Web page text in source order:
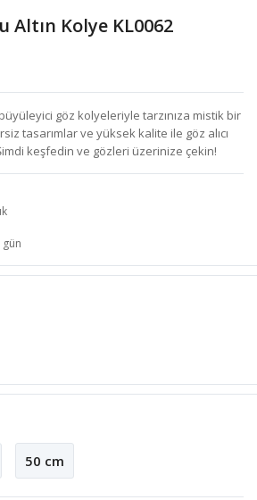
Altın Kolye KL0062
göz kolyeleriyle tarzınıza mistik bir
tasarımlar ve yüksek kalite ile göz alıcı
keşfedin ve gözleri üzerinize çekin!
50 cm